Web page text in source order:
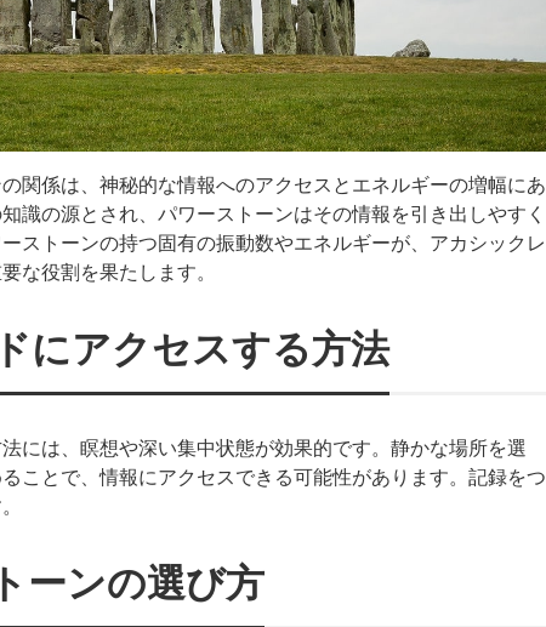
関係は、神秘的な情報へのアクセスとエネルギーの増幅にあ
識の源とされ、パワーストーンはその情報を引き出しやすく
ストーンの持つ固有の振動数やエネルギーが、アカシックレ
な役割を果たします。
にアクセスする方法
には、瞑想や深い集中状態が効果的です。静かな場所を選
ことで、情報にアクセスできる可能性があります。記録をつ
ーンの選び方